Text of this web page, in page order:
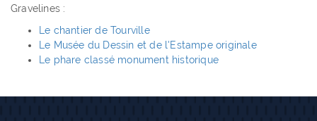
Gravelines :
Le chantier de Tourville
Le Musée du Dessin et de l'Estampe originale
Le phare classé monument historique